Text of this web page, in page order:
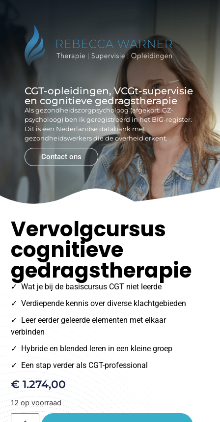
CGT-opleidingen, VCGt-supervisie
en cognitieve gedragstherapie
Als gezondheidszorgpsycholoog (afgekort: GZ-
psycholoog) ben ik geregistreerd in het BIG-register.
Dit is een Nederlandse databank met
gezondheidswerkers die de overheid erkent.
Contact ons
Vervolgcursus
cognitieve
gedragstherapie
✓Wat je bij de basiscursus CGT niet leerde
✓Verdiepende kennis over diverse klachtgebieden
✓ Leer eerder geleerde elementen met elkaar
verbinden
✓ Hybride en blended leren in een kleine groep
✓ Een stap verder als CGT-professional
€1.274,00
12 op voorraad